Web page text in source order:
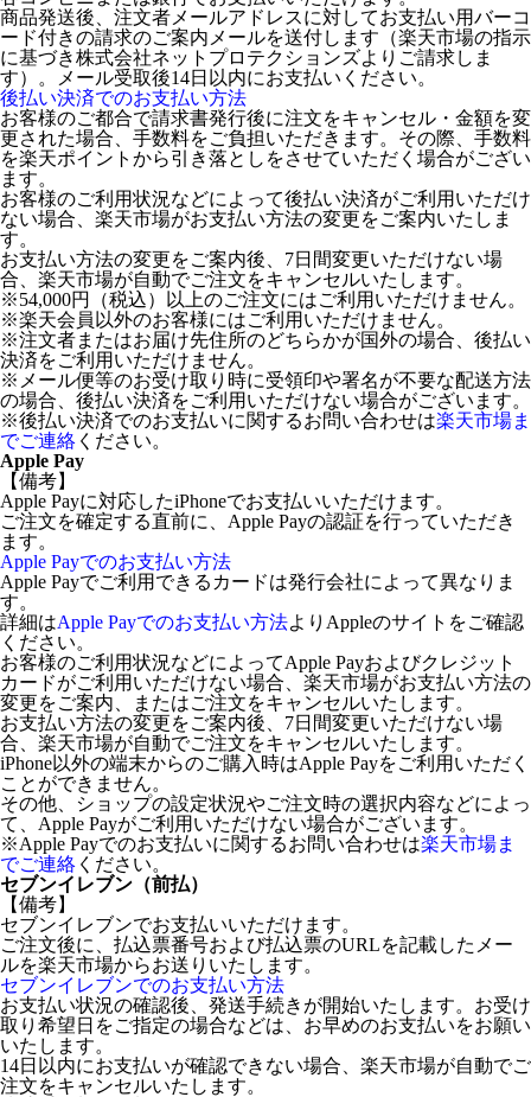
商品発送後、注文者メールアドレスに対してお支払い用バーコ
ード付きの請求のご案内メールを送付します（楽天市場の指示
に基づき株式会社ネットプロテクションズよりご請求しま
す）。メール受取後14日以内にお支払いください。
後払い決済でのお支払い方法
お客様のご都合で請求書発行後に注文をキャンセル・金額を変
更された場合、手数料をご負担いただきます。その際、手数料
を楽天ポイントから引き落としをさせていただく場合がござい
ます。
お客様のご利用状況などによって後払い決済がご利用いただけ
ない場合、楽天市場がお支払い方法の変更をご案内いたしま
す。
お支払い方法の変更をご案内後、7日間変更いただけない場
合、楽天市場が自動でご注文をキャンセルいたします。
※54,000円（税込）以上のご注文にはご利用いただけません。
※楽天会員以外のお客様にはご利用いただけません。
※注文者またはお届け先住所のどちらかが国外の場合、後払い
決済をご利用いただけません。
※メール便等のお受け取り時に受領印や署名が不要な配送方法
の場合、後払い決済をご利用いただけない場合がございます。
※後払い決済でのお支払いに関するお問い合わせは楽天市場ま
でご連絡 ください。
Apple Pay
【備考】
Apple Payに対応したiPhoneでお支払いいただけます。
ご注文を確定する直前に、Apple Payの認証を行っていただき
ます。
Apple Payでのお支払い方法
Apple Payでご利用できるカードは発行会社によって異なりま
す。
詳細はApple Payでのお支払い方法よりAppleのサイトをご確認
ください。
お客様のご利用状況などによってApple Payおよびクレジット
カードがご利用いただけない場合、楽天市場がお支払い方法の
変更をご案内、またはご注文をキャンセルいたします。
お支払い方法の変更をご案内後、7日間変更いただけない場
合、楽天市場が自動でご注文をキャンセルいたします。
iPhone以外の端末からのご購入時はApple Payをご利用いただく
ことができません。
その他、ショップの設定状況やご注文時の選択内容などによっ
て、Apple Payがご利用いただけない場合がございます。
※Apple Payでのお支払いに関するお問い合わせは楽天市場ま
でご連絡 ください。
セブンイレブン（前払）
【備考】
セブンイレブンでお支払いいただけます。
ご注文後に、払込票番号および払込票のURLを記載したメー
ルを楽天市場からお送りいたします。
セブンイレブンでのお支払い方法
お支払い状況の確認後、発送手続きが開始いたします。お受け
取り希望日をご指定の場合などは、お早めのお支払いをお願い
いたします。
14日以内にお支払いが確認できない場合、楽天市場が自動でご
注文をキャンセルいたします。